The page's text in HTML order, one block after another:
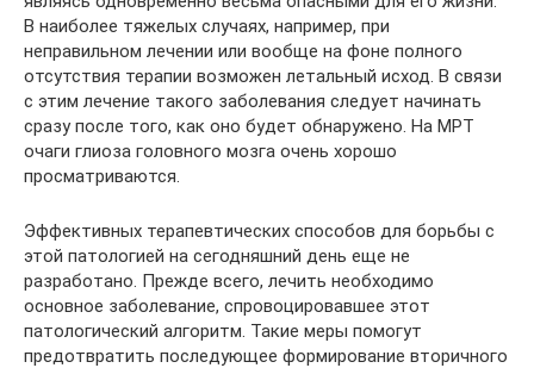
В наиболее тяжелых случаях, например, при
неправильном лечении или вообще на фоне полного
отсутствия терапии возможен летальный исход. В связи
с этим лечение такого заболевания следует начинать
сразу после того, как оно будет обнаружено. На МРТ
очаги глиоза головного мозга очень хорошо
просматриваются.
Эффективных терапевтических способов для борьбы с
этой патологией на сегодняшний день еще не
разработано. Прежде всего, лечить необходимо
основное заболевание, спровоцировавшее этот
патологический алгоритм. Такие меры помогут
предотвратить последующее формирование вторичного